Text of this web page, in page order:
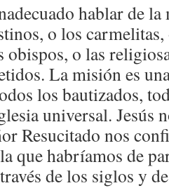
hablar de
o los
obispos, o las
La misión es
los bautizados,
universal. Jesús
Resucitado nos
que habríamos de
de los siglos y